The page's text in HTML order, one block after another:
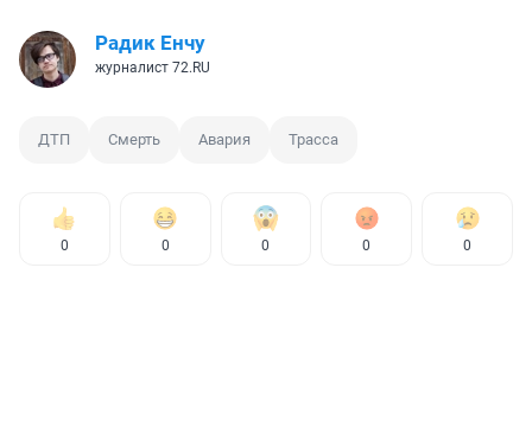
Радик Енчу
журналист 72.RU
ДТП Смерть Авария Трасса
0 0 0 0 0